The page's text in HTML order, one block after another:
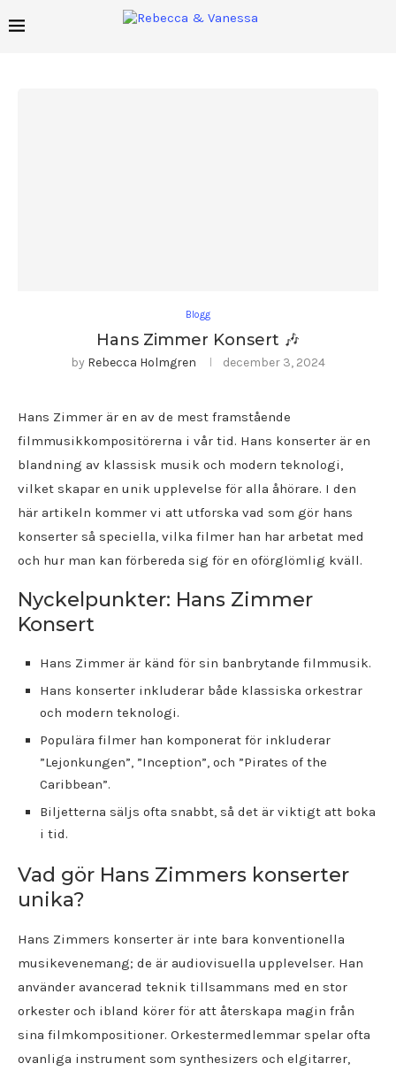
Blogg
Hans Zimmer Konsert 🎶
by Rebecca Holmgren december 3, 2024
Hans Zimmer är en av de mest framstående
filmmusikkompositörerna i vår tid. Hans konserter är en
blandning av klassisk musik och modern teknologi,
vilket skapar en unik upplevelse för alla åhörare. I den
här artikeln kommer vi att utforska vad som gör hans
konserter så speciella, vilka filmer han har arbetat med
och hur man kan förbereda sig för en oförglömlig kväll.
Nyckelpunkter: Hans Zimmer
Konsert
Hans Zimmer är känd för sin banbrytande filmmusik.
Hans konserter inkluderar både klassiska orkestrar
och modern teknologi.
Populära filmer han komponerat för inkluderar
”Lejonkungen”, ”Inception”, och ”Pirates of the
Caribbean”.
Biljetterna säljs ofta snabbt, så det är viktigt att boka
i tid.
Vad gör Hans Zimmers konserter
unika?
Hans Zimmers konserter är inte bara konventionella
musikevenemang; de är audiovisuella upplevelser. Han
använder avancerad teknik tillsammans med en stor
orkester och ibland körer för att återskapa magin från
sina filmkompositioner. Orkestermedlemmar spelar ofta
ovanliga instrument som synthesizers och elgitarrer,